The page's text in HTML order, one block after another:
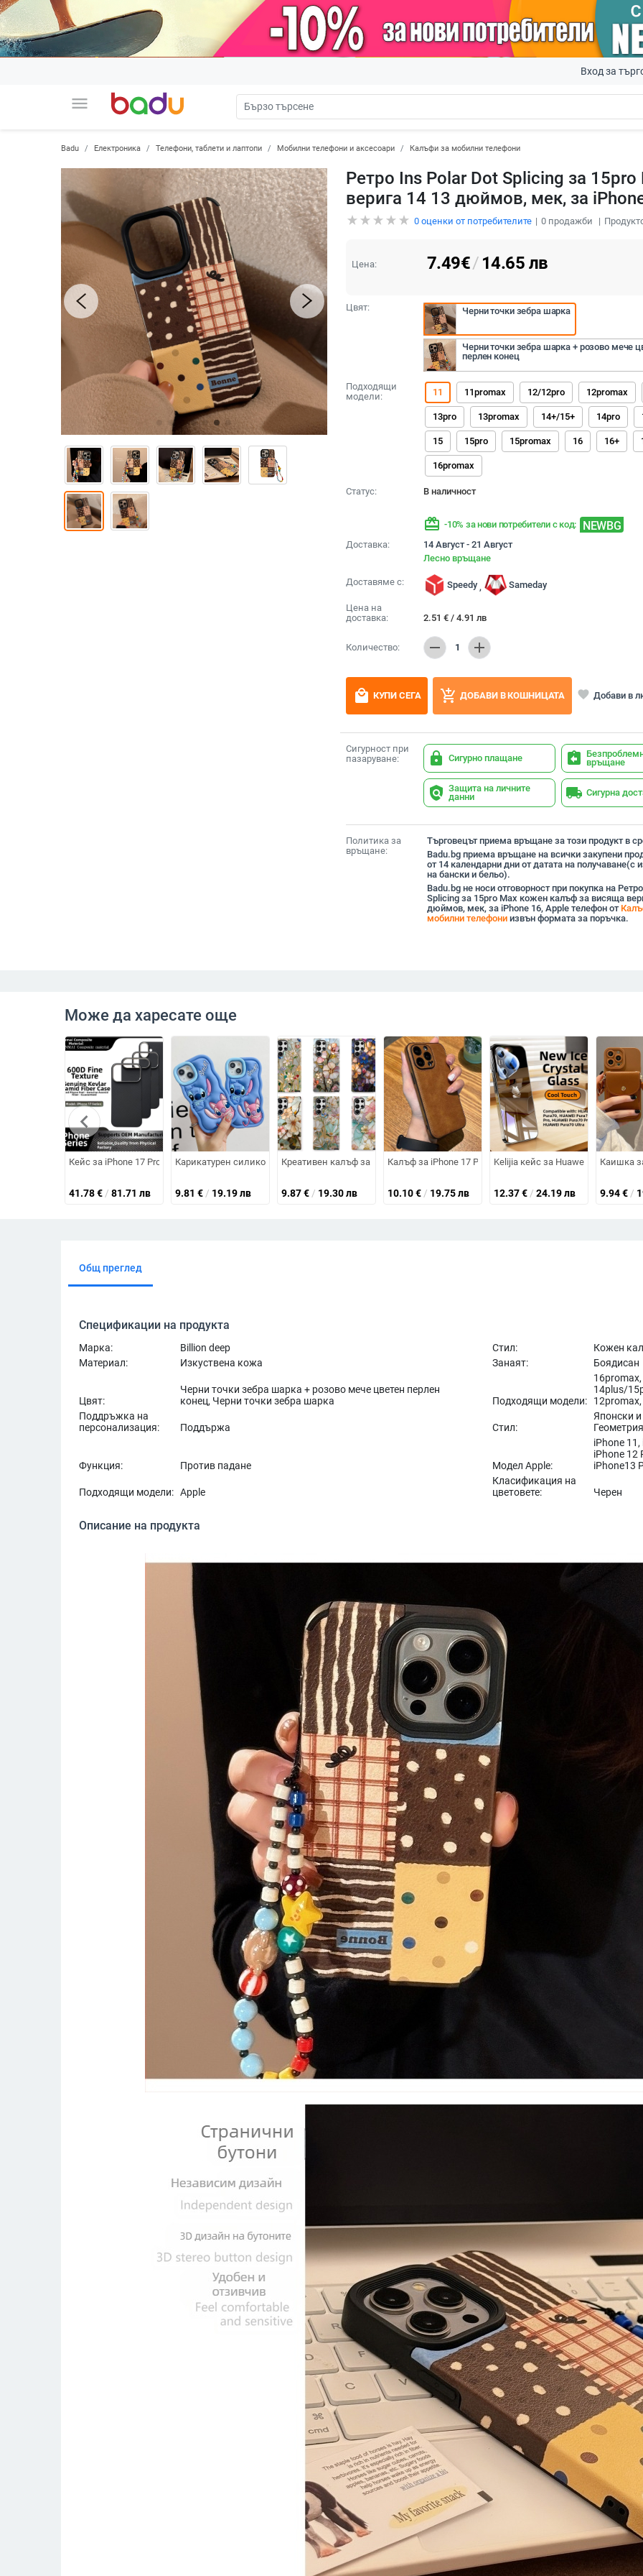
menu
Вход за
Badu Електроника Телефони, таблети и лаптопи Мобилни телефони и аксесоари Калъфи за мобилни телефони
Ретро Ins Polar Dot Splicing за
верига 14 13 дюймов, мек, за
0оценки от потребителите 0продажби
Цена: 7.49€/ 14.65 лв
Цвят: Черни точки зебра шарка
Черни точки зебра шарка + розово мече
перлен конец
Подходящи
модели:
11 11promax 12/12pro 12promax
13pro 13promax 14+/15+ 14pro
15 15pro 15promax 16 16+
16promax
Статус: В наличност
redeem -10% за нови потребители с код: NEWBG
Доставка:
14 Август - 21 Август
Лесно връщане
Доставяме с: Speedy , Sameday
Цена на
доставка:
2.51 € / 4.91 лв
Количество: remove 1 add
local_mall КУПИ СЕГА add_shopping_cart ДОБАВИ В КОШНИЦАТА favorite Добави в
Сигурност при
пазаруване:
lock Сигурно плащане assignment_return връщане
policy Защита на личните
данни
local_shipping Сигурна
Политика за
връщане:
Търговецът приема връщане за този продукт в
Badu.bg приема връщане на всички закупени
от 14 календарни дни от датата на получаване(с
на бански и бельо).
Badu.bg не носи отговорност при покупка на
Splicing за 15pro Max кожен калъф за висяща
дюймов, мек, за iPhone 16, Apple телефон от
мобилни телефониизвън формата за поръчка.
Може да харесате още
Кейс за iPhone 17 Pro Max — кевларово арамидно влакно, полузатворен бизнес стил, ръчно преплетен, магнитно задържане,
41.78€ / 81.71 лв
Карикатурен силиконов калъф за iPhone – защита против изпускане, мътен завършек, съвместим с
9.81 € / 19.19 лв
Креативен калъф за мобилен телефон Samsung S22+ с остъклено цвете, защита
9.87€ / 19.30 лв
Калъф за iPhone 17 Pro Max и iPhone 15 серия —
10.10€ / 19.75 лв
Kelijia кейс за Huawei Pura70,
12.37€ / 24.19 лв
Каишка
9.94€ /
chevron_left
Общ преглед
Спецификации на продукта
Марка: Billion deep Стил:
Кожен
Материал:
Изкуствена кожа Занаят: Боядисан
Цвят:
Черни точки зебра шарка + розово мече цветен перлен
конец, Черни точки зебра шарка
Подходящи модели:
14plus/
Поддръжка на
персонализация:
Поддържа Стил:
Японски
Функция: Против падане Модел Apple:
iPhone
iPhone 12
iPhone13
Подходящи модели: Apple
Класификация на
цветовете:
Черен
Описание на продукта